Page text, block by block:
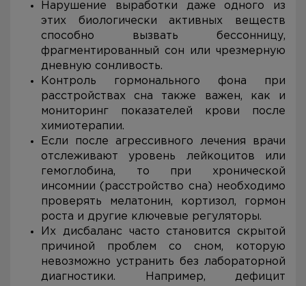
Нарушение выработки даже одного из
этих биологически активных веществ
способно вызвать бессонницу,
фрагментированный сон или чрезмерную
дневную сонливость.
Контроль гормонального фона при
расстройствах сна также важен, как и
мониторинг показателей крови после
химиотерапии.
Если после агрессивного лечения врачи
отслеживают уровень лейкоцитов или
гемоглобина, то при хронической
инсомнии (расстройство сна) необходимо
проверять мелатонин, кортизол, гормон
роста и другие ключевые регуляторы.
Их дисбаланс часто становится скрытой
причиной проблем со сном, которую
невозможно устранить без лабораторной
диагностики. Например, дефицит